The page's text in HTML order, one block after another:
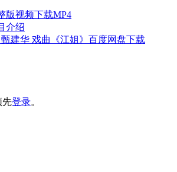
版视频下载MP4
介绍
建华 戏曲《江姐》百度网盘下载
先登录。